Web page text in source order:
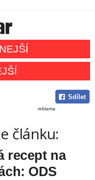
Sdílet
reklama
článku:
recept na
ODS